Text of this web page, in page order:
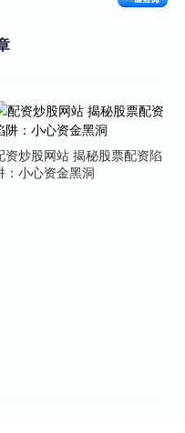
资炒股网站 揭秘股票配资陷
：小心资金黑洞